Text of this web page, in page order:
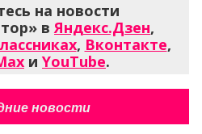
на новости
вЯндекс.Дзен,
, Вконтакте,
и YouTube.
новости